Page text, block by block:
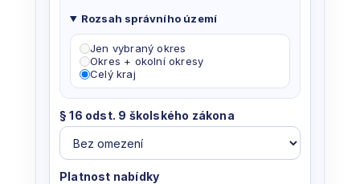
Rozsah správního území
Správní
území
Jen vybraný okres
Okres + okolní okresy
Celý kraj
§ 16 odst. 9 školského zákona
Platnost nabídky